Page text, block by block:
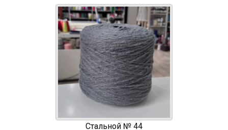
Стальной № 44